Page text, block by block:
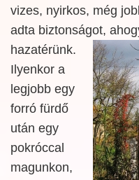
vizes, nyirkos, még
adta biztonságot,
hazatérünk.
Ilyenkor a
legjobb egy
forró fürdő
után egy
pokróccal
magunkon,